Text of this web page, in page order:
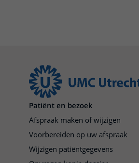
Patiënt en bezoek
Afspraak maken of wijzigen
Voorbereiden op uw afspraak
Wijzigen patiëntgegevens